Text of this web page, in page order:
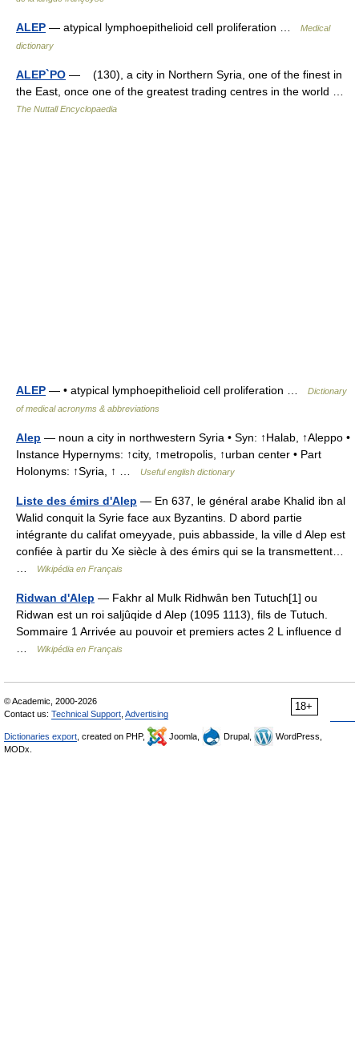
ALEP — atypical lymphoepithelioid cell proliferation …
Medical
dictionary
ALEP`PO — (130), a city in Northern Syria, one of the finest in
the East, once one of the greatest trading centres in the world …
The Nuttall Encyclopaedia
ALEP — • atypical lymphoepithelioid cell proliferation …
Dictionary
of medical acronyms & abbreviations
Alep — noun a city in northwestern Syria • Syn: ↑Halab, ↑Aleppo •
Instance Hypernyms: ↑city, ↑metropolis, ↑urban center • Part
Holonyms: ↑Syria, ↑ …
Useful english dictionary
Liste des émirs d'Alep — En 637, le général arabe Khalid ibn al
Walid conquit la Syrie face aux Byzantins. D abord partie
intégrante du califat omeyyade, puis abbasside, la ville d Alep est
confiée à partir du Xe siècle à des émirs qui se la transmettent…
Wikipédia en Français
Ridwan d'Alep — Fakhr al Mulk Ridhwân ben Tutuch[1] ou
Ridwan est un roi saljûqide d Alep (1095 1113), fils de Tutuch.
Sommaire 1 Arrivée au pouvoir et premiers actes 2 L influence d
Wikipédia en Français
18+
© Academic, 2000-2026
Contact us: Technical Support Advertising
Dictionaries export , created on PHP, Joomla, Drupal,
WordPress,
MODx.